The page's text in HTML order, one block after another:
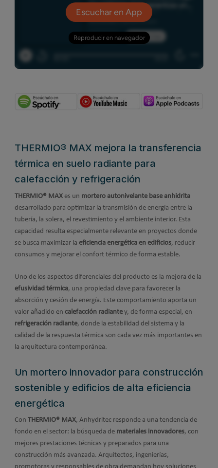
THERMIO® MAX mejora la transferencia
térmica en suelo radiante para
calefacción y refrigeración
THERMIO® MAX es un mortero autonivelante base anhidrita
desarrollado para optimizar la transmisión de energía entre la
tubería, la solera, el revestimiento y el ambiente interior. Esta
capacidad resulta especialmente relevante en proyectos donde
se busca maximizar la eficiencia energética en edificios, reducir
consumos y mejorar el confort térmico de forma estable.
Uno de los aspectos diferenciales del producto es la mejora de la
efusividad térmica, una propiedad clave para favorecer la
absorción y cesión de energía. Este comportamiento aporta un
valor añadido en calefacción radiantey, de forma especial, en
refrigeración radiante, donde la estabilidad del sistema y la
calidad de la respuesta térmica son cada vez más importantes en
la arquitectura contemporánea.
Un mortero innovador para construcción
sostenible y edificios de alta eficiencia
energética
Con THERMIO® MAX, Anhydritec responde a una tendencia de
fondo en el sector: la búsqueda de materiales innovadores, con
mejores prestaciones técnicas y preparados para una
construcción más avanzada. Arquitectos, ingenierías,